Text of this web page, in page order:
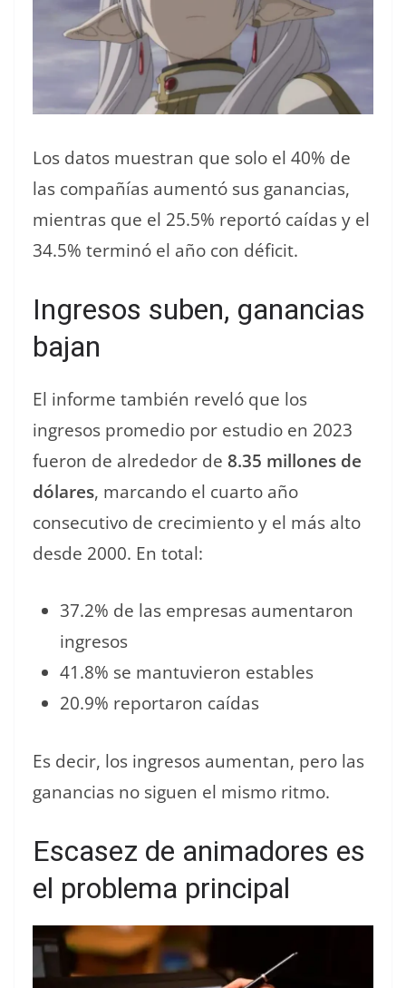
Los datos muestran que solo el 40% de
las compañías aumentó sus ganancias,
mientras que el 25.5% reportó caídas y el
34.5% terminó el año con déficit.
Ingresos suben, ganancias
bajan
El informe también reveló que los
ingresos promedio por estudio en 2023
fueron de alrededor de 8.35 millones de
dólares, marcando el cuarto año
consecutivo de crecimiento y el más alto
desde 2000. En total:
37.2% de las empresas aumentaron
ingresos
41.8% se mantuvieron estables
20.9% reportaron caídas
Es decir, los ingresos aumentan, pero las
ganancias no siguen el mismo ritmo.
Escasez de animadores es
el problema principal